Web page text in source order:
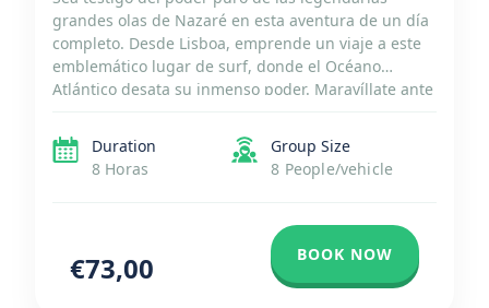
grandes olas de Nazaré en esta aventura de un día
completo. Desde Lisboa, emprende un viaje a este
emblemático lugar de surf, donde el Océano
Atlántico desata su inmenso poder. Maravíllate ante
mientras experimentas la emoción de presenciar
algunas de […]
Duration
8 Horas
Group Size
8 People/vehicle
€73,00 BOOK NOW